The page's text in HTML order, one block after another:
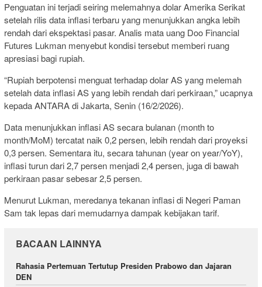
Penguatan ini terjadi seiring melemahnya dolar Amerika Serikat
setelah rilis data inflasi terbaru yang menunjukkan angka lebih
rendah dari ekspektasi pasar. Analis mata uang Doo Financial
Futures Lukman menyebut kondisi tersebut memberi ruang
apresiasi bagi rupiah.
“Rupiah berpotensi menguat terhadap dolar AS yang melemah
setelah data inflasi AS yang lebih rendah dari perkiraan,” ucapnya
kepada ANTARA di Jakarta, Senin (16/2/2026).
Data menunjukkan inflasi AS secara bulanan (month to
month/MoM) tercatat naik 0,2 persen, lebih rendah dari proyeksi
0,3 persen. Sementara itu, secara tahunan (year on year/YoY),
inflasi turun dari 2,7 persen menjadi 2,4 persen, juga di bawah
perkiraan pasar sebesar 2,5 persen.
Menurut Lukman, meredanya tekanan inflasi di Negeri Paman
Sam tak lepas dari memudarnya dampak kebijakan tarif.
BACAAN LAINNYA
Rahasia Pertemuan Tertutup Presiden Prabowo dan Jajaran
DEN